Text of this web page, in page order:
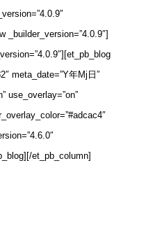
_builder_version=”4.0.9″]
meta_date=”Y年Mj日”
use_overlay=”on”
et_pb_column]